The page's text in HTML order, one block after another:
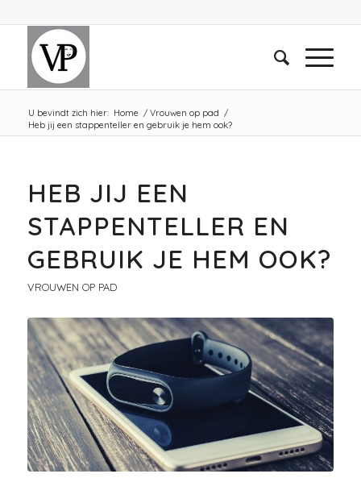
U bevindt zich hier: Home / Vrouwen op pad /
Heb jij een stappenteller en gebruik je hem ook?
HEB JIJ EEN
STAPPENTELLER EN
GEBRUIK JE HEM OOK?
VROUWEN OP PAD